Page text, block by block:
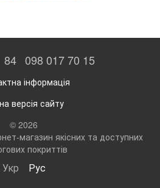
84 098 017 70 15
інформація
версія сайту
© 2026
магазин якісних та доступних
покриттів
Укр Рус